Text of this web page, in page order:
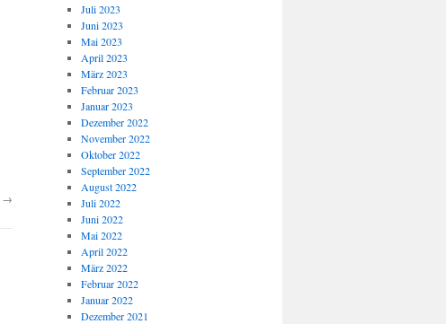
→
Juli 2023
Juni 2023
Mai 2023
April 2023
März 2023
Februar 2023
Januar 2023
Dezember 2022
November 2022
Oktober 2022
September 2022
August 2022
Juli 2022
Juni 2022
Mai 2022
April 2022
März 2022
Februar 2022
Januar 2022
Dezember 2021